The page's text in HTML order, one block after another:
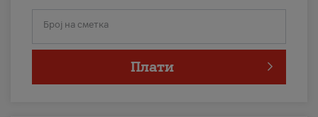
Број на сметка
Плати